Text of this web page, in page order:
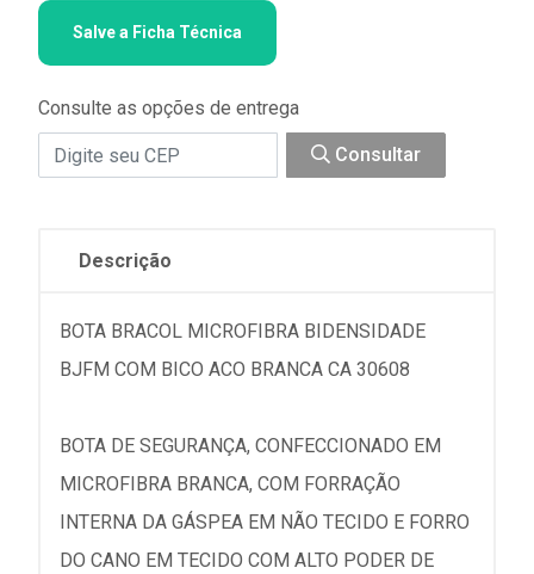
Salve a Ficha Técnica
Consulte as opções de entrega
Consultar
Descrição
BOTA BRACOL MICROFIBRA BIDENSIDADE
BJFM COM BICO ACO BRANCA CA 30608
BOTA DE SEGURANÇA, CONFECCIONADO EM
MICROFIBRA BRANCA, COM FORRAÇÃO
INTERNA DA GÁSPEA EM NÃO TECIDO E FORRO
DO CANO EM TECIDO COM ALTO PODER DE